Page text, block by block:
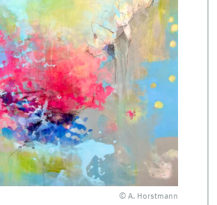
© A. Horstmann